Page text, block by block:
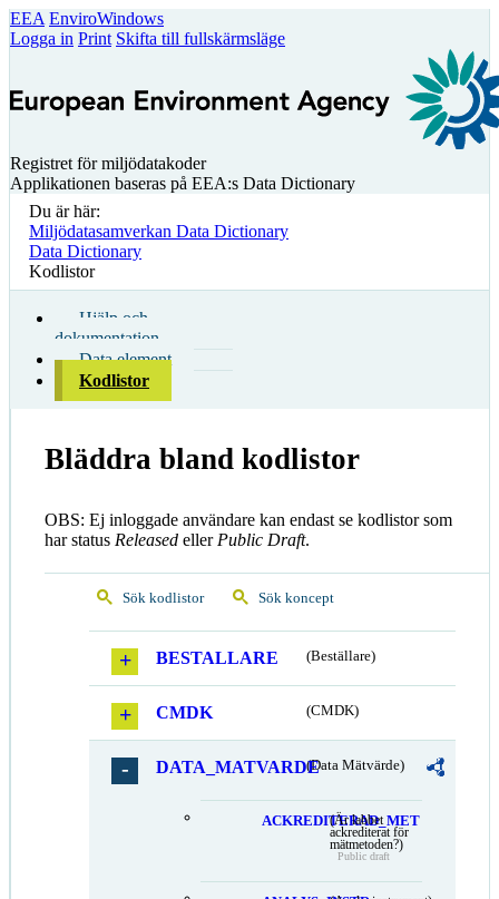
EEA EnviroWindows
Logga in Print Skifta till fullskärmsläge
Registret för miljödatakoder
Applikationen baseras på EEA:s Data Dictionary
Du är här:
Miljödatasamverkan Data Dictionary
Data Dictionary
Kodlistor
Hjälp och
dokumentation
Data element
Kodlistor
Bläddra bland kodlistor
OBS: Ej inloggade användare kan endast se kodlistor som
har status Released eller Public Draft.
Sök kodlistor Sök koncept
BESTALLARE (Beställare)
CMDK (CMDK)
DATA_MATVARDE(Data Mätvärde)
ACKREDITERAD_MET
(Är labbet
ackrediterat för
mätmetoden?)
Public draft